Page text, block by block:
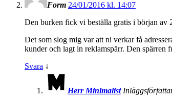
Form 24/01/2016 kl. 14:07
Den burken fick vi beställa gratis i början av
Det som slog mig var att ni verkar få
kunder och lagt in reklamspärr. Den spärren
Svara ↓
Herr Minimalist